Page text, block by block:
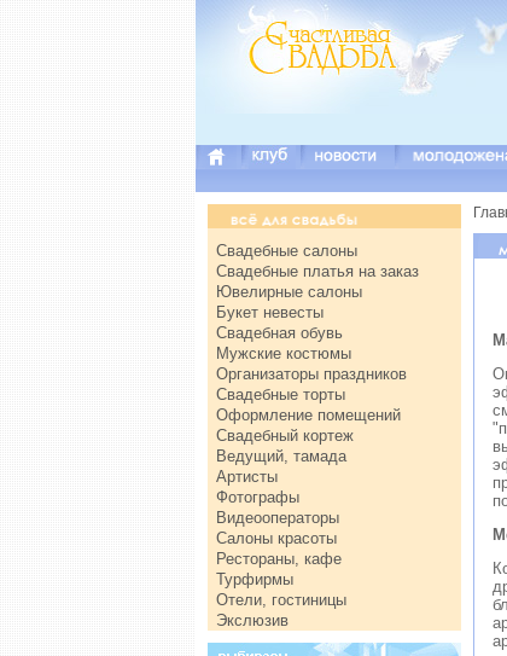
Свадебные салоны
Свадебные платья на заказ
Ювелирные салоны
Букет невесты
Свадебная обувь
Мужские костюмы
Организаторы праздников
Свадебные торты
Оформление помещений
Свадебный кортеж
Ведущий, тамада
Артисты
Фотографы
Видеооператоры
Салоны красоты
Рестораны, кафе
Турфирмы
Отели, гостиницы
Экслюзив